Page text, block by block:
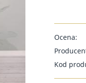
Ocena:
Kod